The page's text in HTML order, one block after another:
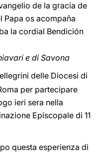
de la gracia de
Papa os acompaña
la cordial Bendición
e di Savona
delle Diocesi di
per partecipare
ieri sera nella
Episcopale di 11
questa esperienza di